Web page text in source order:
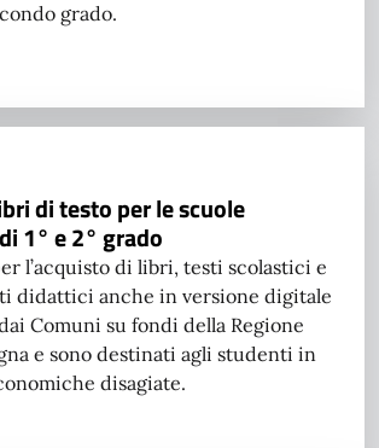
grado.
di testo per le scuole
1° e 2° grado
l’acquisto di libri, testi scolastici e
didattici anche in versione digitale
Comuni su fondi della Regione
e sono destinati agli studenti in
disagiate.